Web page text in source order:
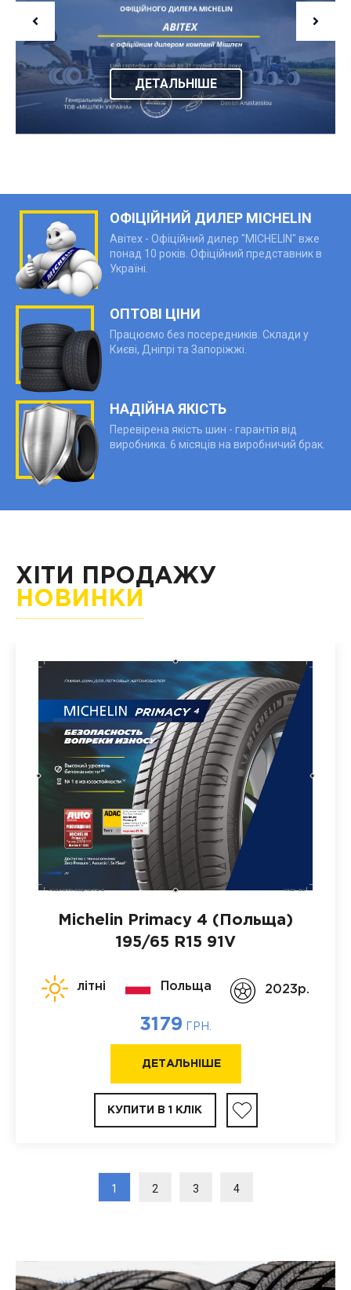
ДЕТАЛЬНІШЕ
ОФІЦІЙНИЙ ДИЛЕР MICHELIN
Авітех - Офіційний дилер "MICHELIN" вже
понад 10 років. Офіційний представник в
Україні.
ОПТОВІ ЦІНИ
Працюємо без посередників. Склади у
Києві, Дніпрі та Запоріжжі.
НАДІЙНА ЯКІСТЬ
Перевірена якість шин - гарантія від
виробника. 6 місяців на виробничий брак.
ХІТИ ПРОДАЖУ
НОВИНКИ
Michelin Primacy 4 (Польща)
195/65 R15 91V
літні Польща 2023p.
3179 ГРН.
ДЕТАЛЬНІШЕ
КУПИТИ В 1 КЛІК
1 2 3 4